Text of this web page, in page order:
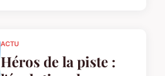
ACTU
Héros de la piste :